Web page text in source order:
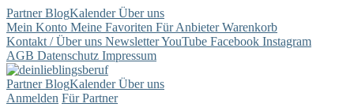
PartnerBlogKalenderÜber uns
Mein Konto Meine Favoriten Für AnbieterWarenkorb
Kontakt / Über uns NewsletterYouTube Facebook Instagram
AGB Datenschutz Impressum
PartnerBlogKalenderÜber uns
Anmelden Für Partner